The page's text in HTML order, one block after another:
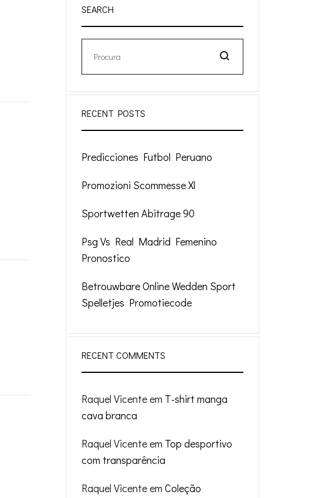
SEARCH
Procura
RECENT POSTS
Predicciones Futbol Peruano
Promozioni Scommesse Xl
Sportwetten Abitrage 90
Psg Vs Real Madrid Femenino
Pronostico
Betrouwbare Online Wedden Sport
Spelletjes Promotiecode
RECENT COMMENTS
Raquel Vicenteem T-shirt manga
cava branca
Raquel Vicenteem Top desportivo
com transparência
Raquel Vicenteem Coleção